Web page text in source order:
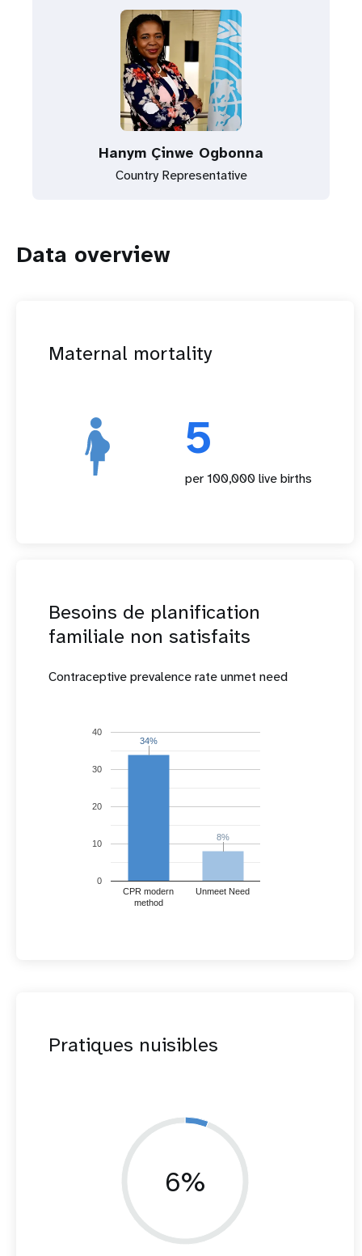
Hanym Çinwe Ogbonna
Country Representative
Data overview
Maternal mortality
5
per 100,000 live births
Besoins de planification
familiale non satisfaits
Contraceptive prevalence rate unmet need
CPR modern
method
Unmeet Need
0
10
20
30
40
34%
34%
8%
8%
Pratiques nuisibles
6%